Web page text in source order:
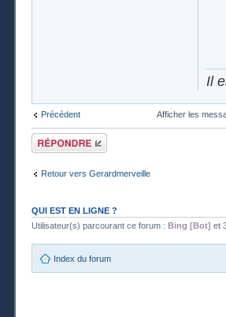
Il
Précédent Afficher les
Publier une
réponse
Retour vers Gerardmerveille
QUI EST EN LIGNE ?
Utilisateur(s) parcourant ce forum : Bing [Bot] et
Index du forum